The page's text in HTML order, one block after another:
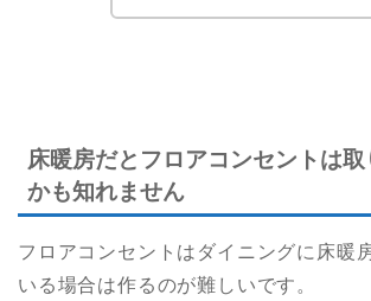
床暖房だとフロアコンセントは
かも知れません
フロアコンセントはダイニングに床暖
いる場合は作るのが難しいです。